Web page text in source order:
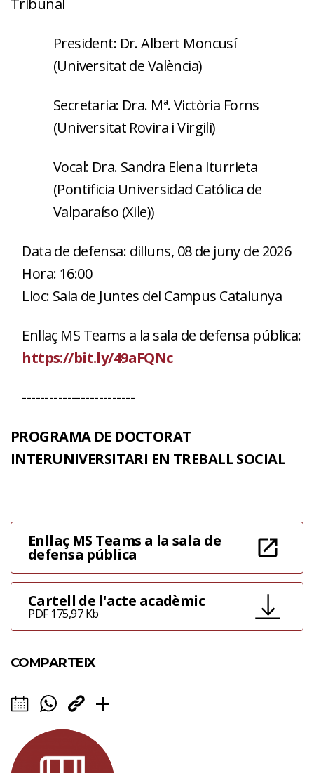
President: Dr. Albert Moncusí
(Universitat de València)
Secretaria: Dra. Mª. Victòria Forns
(Universitat Rovira i Virgili)
Vocal: Dra. Sandra Elena Iturrieta
(Pontificia Universidad Católica de
Valparaíso (Xile))
Data de defensa: dilluns, 08 de juny de 2026
Hora: 16:00
Lloc: Sala de Juntes del Campus Catalunya
Enllaç MS Teams a la sala de defensa pública:
https://bit.ly/49aFQNc
-------------------------
PROGRAMA DE DOCTORAT
INTERUNIVERSITARI EN TREBALL SOCIAL
Enllaç MS Teams a la sala de
defensa pública
Cartell de l'acte acadèmic
PDF 175,97 Kb
COMPARTEIX